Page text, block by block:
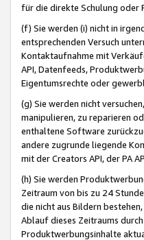
für die direkte Schulung oder
(f) Sie werden (i) nicht in
entsprechenden Versuch
Kontaktaufnahme mit
API, Datenfeeds,
Eigentumsrechte oder
(g) Sie werden nicht
manipulieren, zu reparieren
enthaltene Software
andere zugrunde liegende
mit der Creators API, der PA
(h) Sie werden
Zeitraum von bis zu 24
die nicht aus Bildern
Ablauf dieses Zeitraums
Produktwerbungsinhalte